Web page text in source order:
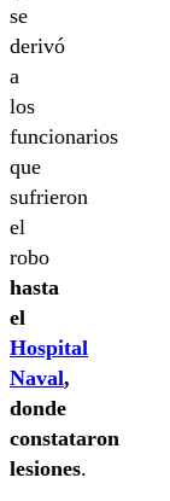
se
derivó
a
los
funcionarios
que
sufrieron
el
robo
hasta
el
Hospital
Naval,
donde
constataron
lesiones.